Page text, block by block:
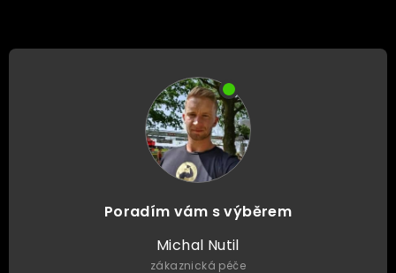
Poradím vám s výběrem
Michal Nutil
zákaznická péče